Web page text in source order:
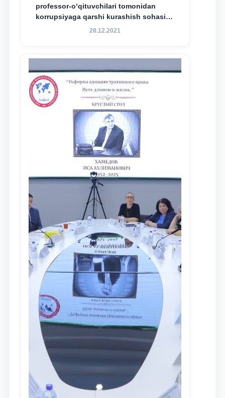
professor-o‘qituvchilari tomonidan
korrupsiyaga qarshi kurashish sohasida
amalga oshirilayotgan islohotlar hamda
maqsadida xorijiy va mahalliy ilmiy
nashrlarda chop etilgan maqolalar
dayjesti
28.12.2021